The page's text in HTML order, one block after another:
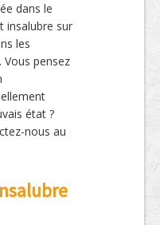
dans le
insalubre sur
les
pensez
état ?
nous au